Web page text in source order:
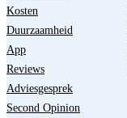
Kosten
Duurzaamheid
App
Reviews
Adviesgesprek
Second Opinion